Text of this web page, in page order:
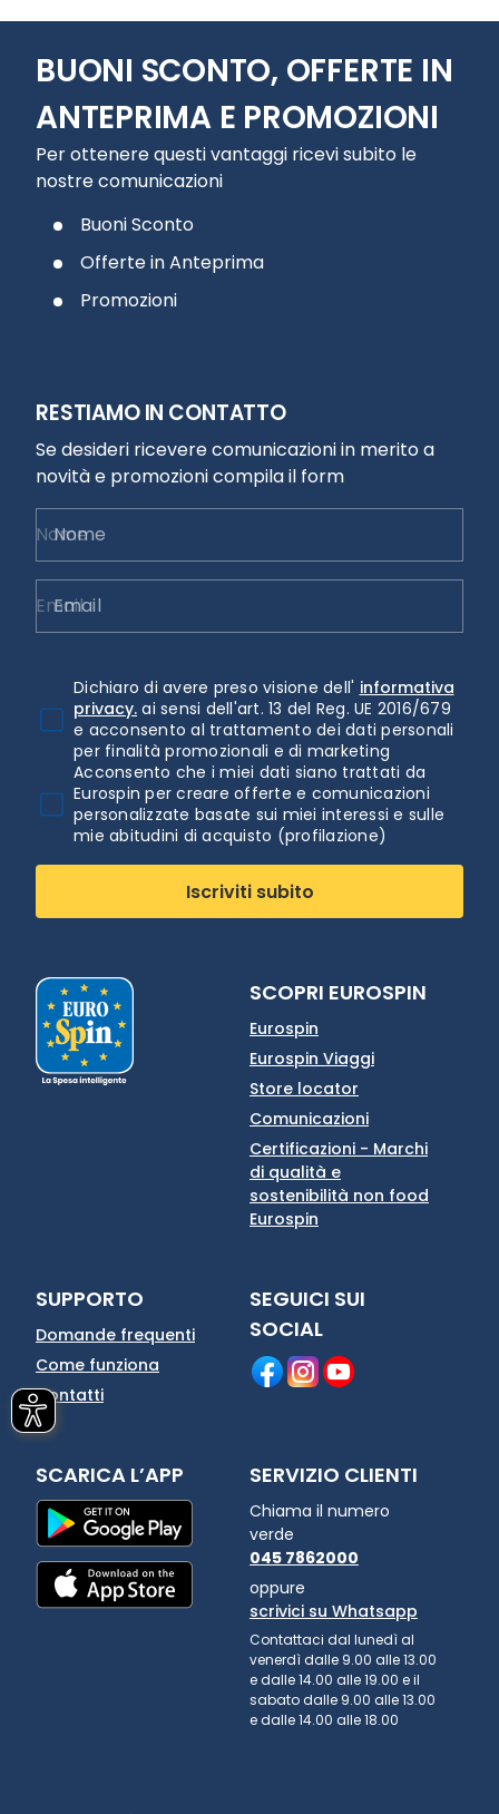
Slide 1 di 12
BUONI SCONTO, OFFERTE IN
ANTEPRIMA E PROMOZIONI
Per ottenere questi vantaggi ricevi subito le
nostre comunicazioni
Buoni Sconto
Offerte in Anteprima
Promozioni
RESTIAMO IN CONTATTO
Se desideri ricevere comunicazioni in merito a
novità e promozioni compila il form
Nome
Email
Dichiaro di avere preso visione dell' informativa
privacy. ai sensi dell'art. 13 del Reg. UE 2016/679
e acconsento al trattamento dei dati personali
per finalità promozionali e di marketing
Acconsento che i miei dati siano trattati da
Eurospin per creare offerte e comunicazioni
personalizzate basate sui miei interessi e sulle
mie abitudini di acquisto (profilazione)
Iscriviti subito
SCOPRI EUROSPIN
Eurospin
Eurospin Viaggi
Store locator
Comunicazioni
Certificazioni - Marchi
di qualità e
sostenibilità non food
Eurospin
SUPPORTO
Domande frequenti
Come funziona
Contatti
SEGUICI SUI
SOCIAL
SCARICA L’APP SERVIZIO CLIENTI
Chiama il numero
verde
045 7862000
oppure
scrivici su Whatsapp
Contattaci dal lunedì al
venerdì dalle 9.00 alle 13.00
e dalle 14.00 alle 19.00 e il
sabato dalle 9.00 alle 13.00
e dalle 14.00 alle 18.00